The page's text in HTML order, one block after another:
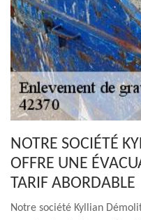
NOTRE SOCIÉTÉ
OFFRE UNE
TARIF ABORDABLE
Notre société Kyllian